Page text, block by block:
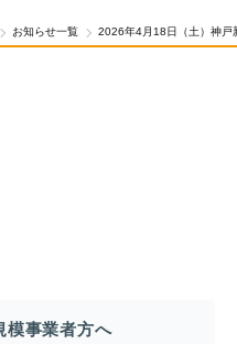
お知らせ一覧 2026年4月18日（土）神戸
模事業者方へ